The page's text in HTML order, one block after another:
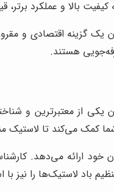
بالا و عملکرد برتر،
گزینه اقتصادی و
هستند.
یکی از معتبرترین و
کمک می‌کند تا لاستیک
ارائه می‌دهد.
باد لاستیک‌ها را نیز